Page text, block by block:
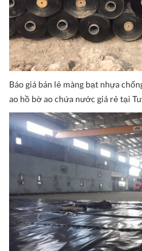
Báo giá bán lẻ màng bạt nhựa
ao hồ bờ ao chứa nước giá rẻ tại